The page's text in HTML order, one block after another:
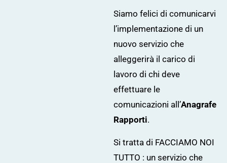
Siamo felici di comunicarvi
l’implementazione di un
nuovo servizio che
alleggerirà il carico di
lavoro di chi deve
effettuare le
comunicazioni all’Anagrafe
Rapporti.
Si tratta di FACCIAMO NOI
TUTTO : un servizio che